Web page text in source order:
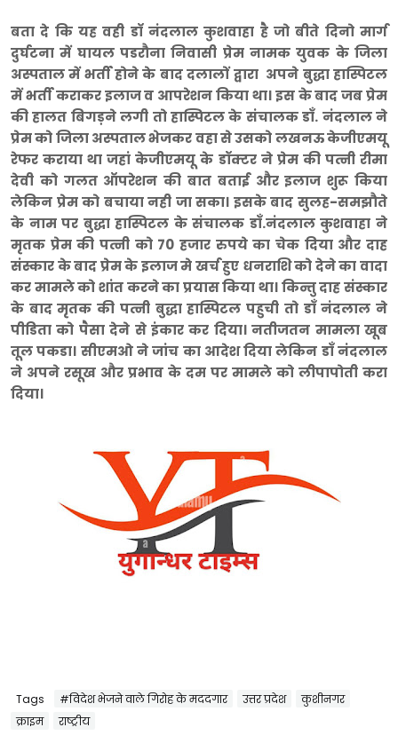
बता दे कि यह वही डाॅ नंदलाल कुशवाहा है जो बीते दिनो मार्ग
दुर्घटना में घायल पडरौना निवासी प्रेम नामक युवक के जिला
अस्पताल में भर्ती होने के बाद दलालों द्वारा अपने बुद्धा हास्पिटल
में भर्ती कराकर इलाज व आपरेशन किया था। इस के बाद जब प्रेम
की हालत बिगड़ने लगी तो हास्पिटल के संचालक डाँ. नंदलाल ने
प्रेम को जिला अस्पताल भेजकर वहा से उसको लखनऊ केजीएमयू
रेफर कराया था जहां केजीएमयू के डॉक्टर ने प्रेम की पत्नी रीमा
देवी को गलत ऑपरेशन की बात बताई और इलाज शुरू किया
लेकिन प्रेम को बचाया नही जा सका। इसके बाद सुलह-समझौते
के नाम पर बुद्धा हास्पिटल के संचालक डाँ.नंदलाल कुशवाहा ने
मृतक प्रेम की पत्नी को 70 हजार रुपये का चेक दिया और दाह
संस्कार के बाद प्रेम के इलाज मे खर्च हुए धनराशि को देने का वादा
कर मामले को शांत करने का प्रयास किया था। किन्तु दाह संस्कार
के बाद मृतक की पत्नी बुद्धा हास्पिटल पहुची तो डाँ नंदलाल ने
पीडिता को पैसा देने से इंकार कर दिया। नतीजतन मामला खूब
तूल पकडा। सीएमओ ने जांच का आदेश दिया लेकिन डाँ नंदलाल
ने अपने रसूख और प्रभाव के दम पर मामले को लीपापोती करा
दिया।
Tags #विदेश भेजने वाले गिरोह के मददगार उत्तर प्रदेश
कुशीनगर
क्राइम
राष्ट्रीय